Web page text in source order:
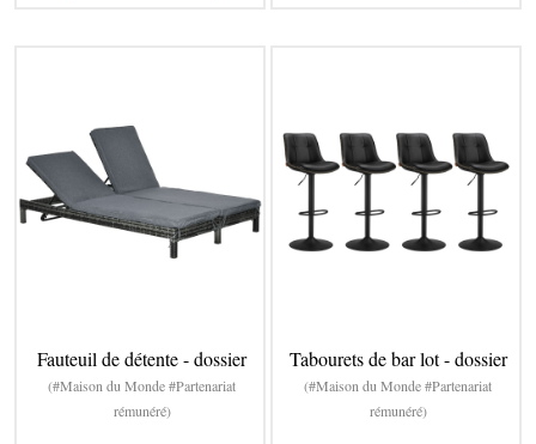
Fauteuil de détente - dossier
(#Maison du Monde #Partenariat
rémunéré)
Tabourets de bar lot - dossier
(#Maison du Monde #Partenariat
rémunéré)